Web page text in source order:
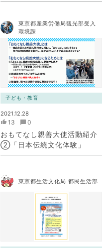
東京都産業労働局観光部受入
環境課
子ども・教育
2021.12.28
13 0
おもてなし親善大使活動紹介
②「日本伝統文化体験」
東京都生活文化局 都民生活部